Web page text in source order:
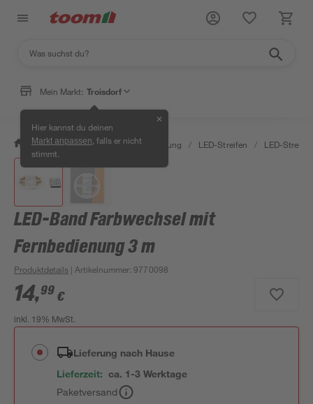
Mein Markt: Troisdorf
Hier kannst du deinen
Markt anpassen , falls er nicht
stimmt.
✕
/ Wohnen & Haushalt / Beleuchtung / LED-Streifen / LED-
LED-Band Farbwechsel mit
Fernbedienung 3 m
Produktdetails | Artikelnummer:9770098
14,99 €
inkl. 19% MwSt.
Lieferung nach Hause
Lieferzeit: ca. 1-3 Werktage
Paketversand